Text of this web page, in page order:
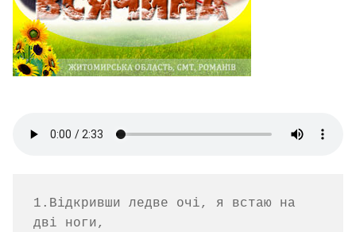
1.Відкривши ледве очі, я встаю на
дві ноги,